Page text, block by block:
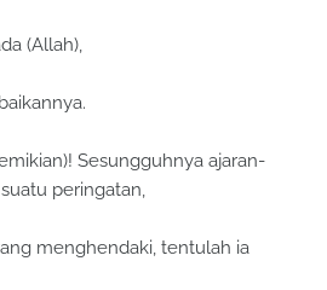
(Allah),
Sesungguhnya ajaran-
peringatan,
menghendaki, tentulah ia